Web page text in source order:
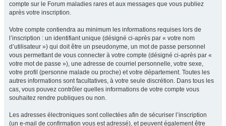
compte sur le Forum maladies rares et aux messages que vous publiez
après votre inscription.
Votre compte contiendra au minimum les informations requises lors de
l’inscription : un identifiant unique (désigné ci-après par « votre nom
d’utilisateur ») qui doit être un pseudonyme, un mot de passe personnel
vous permettant de vous connecter à votre compte (désigné ci-après par «
votre mot de passe »), une adresse de courriel personnelle, votre sexe,
votre profil (personne malade ou proche) et votre département. Toutes les
autres informations sont facultatives, à votre seule discrétion. Dans tous les
cas, vous pouvez contrôler quelles informations de votre compte vous
souhaitez rendre publiques ou non.
Les adresses électroniques sont collectées afin de sécuriser l’inscription
(un e-mail de confirmation vous est adressé), et peuvent également être